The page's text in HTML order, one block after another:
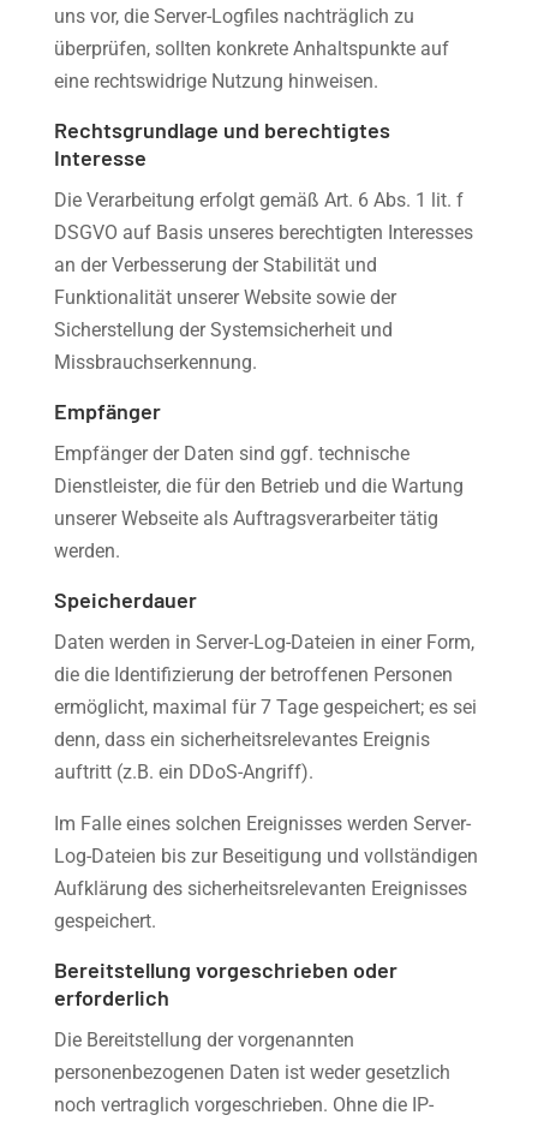
uns vor, die Server-Logfiles nachträglich zu
überprüfen, sollten konkrete Anhaltspunkte auf
eine rechtswidrige Nutzung hinweisen.
Rechtsgrundlage und berechtigtes
Interesse
Die Verarbeitung erfolgt gemäß Art. 6 Abs. 1 lit. f
DSGVO auf Basis unseres berechtigten Interesses
an der Verbesserung der Stabilität und
Funktionalität unserer Website sowie der
Sicherstellung der Systemsicherheit und
Missbrauchserkennung.
Empfänger
Empfänger der Daten sind ggf. technische
Dienstleister, die für den Betrieb und die Wartung
unserer Webseite als Auftragsverarbeiter tätig
werden.
Speicherdauer
Daten werden in Server-Log-Dateien in einer Form,
die die Identifizierung der betroffenen Personen
ermöglicht, maximal für 7 Tage gespeichert; es sei
denn, dass ein sicherheitsrelevantes Ereignis
auftritt (z.B. ein DDoS-Angriff).
Im Falle eines solchen Ereignisses werden Server-
Log-Dateien bis zur Beseitigung und vollständigen
Aufklärung des sicherheitsrelevanten Ereignisses
gespeichert.
Bereitstellung vorgeschrieben oder
erforderlich
Die Bereitstellung der vorgenannten
personenbezogenen Daten ist weder gesetzlich
noch vertraglich vorgeschrieben. Ohne die IP-